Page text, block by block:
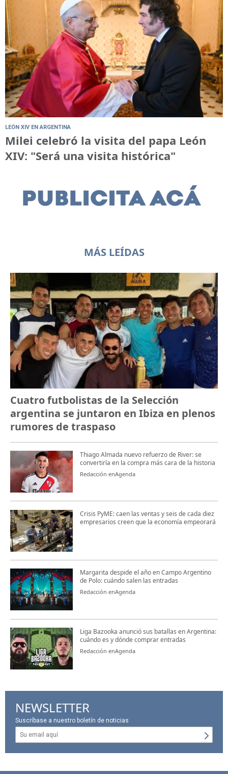
LEÓN XIV EN ARGENTINA
Milei celebró la visita del papa León
XIV: "Será una visita histórica"
MÁS LEÍDAS
Cuatro futbolistas de la Selección
argentina se juntaron en Ibiza en plenos
rumores de traspaso
Thiago Almada nuevo refuerzo de River: se
convertiría en la compra más cara de la historia
Redacción enAgenda
Crisis PyME: caen las ventas y seis de cada diez
empresarios creen que la economía empeorará
Margarita despide el año en Campo Argentino
de Polo: cuándo salen las entradas
Redacción enAgenda
Liga Bazooka anunció sus batallas en Argentina:
cuándo es y dónde comprar entradas
Redacción enAgenda
NEWSLETTER
Suscríbase a nuestro boletín de noticias